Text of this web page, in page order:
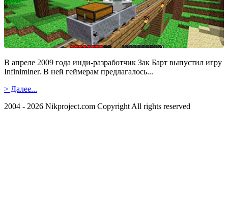
В апреле 2009 года инди-разработчик Зак Барт выпустил игру
Infiniminer. В ней геймерам предлагалось...
> Далее...
2004 - 2026 Nikproject.com Copyright All rights reserved